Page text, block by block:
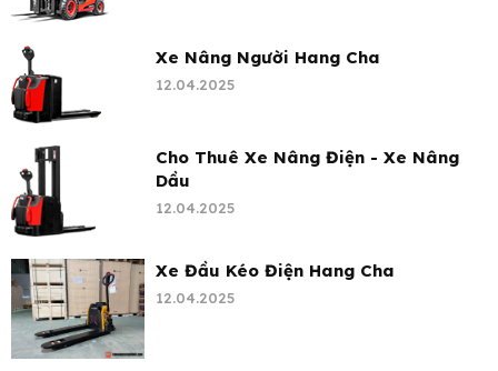
Xe Nâng Người Hang Cha
12.04.2025
Cho Thuê Xe Nâng Điện - Xe Nâng
Dầu
12.04.2025
Xe Đầu Kéo Điện Hang Cha
12.04.2025